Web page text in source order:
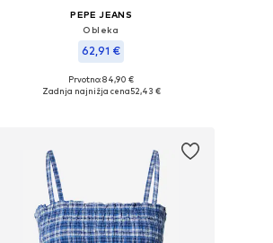
PEPE JEANS
Obleka
62,91 €
Razpoložljive velikosti: 34, 36, 38, 40
Prvotno: 84,90 €
Zadnja najnižja cena52,43 €